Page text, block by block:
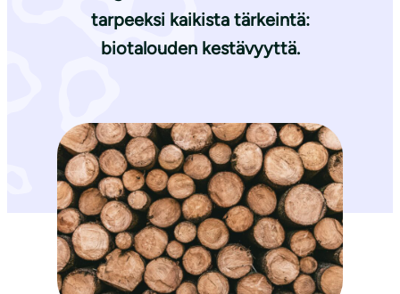
tarpeeksi kaikista tärkeintä:
biotalouden kestävyyttä.